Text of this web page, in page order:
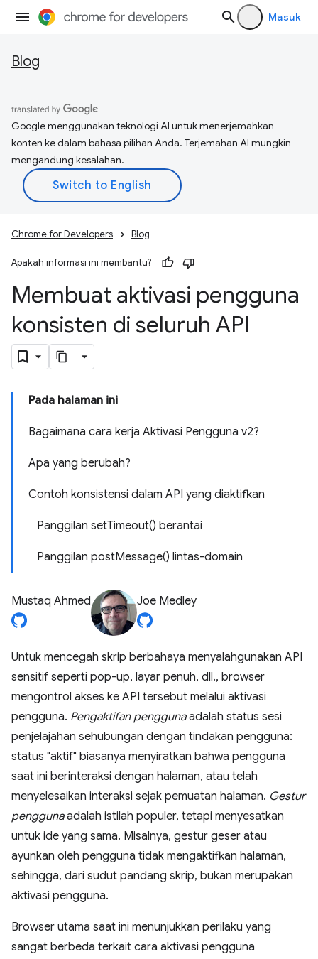
Masuk
Blog
Google menggunakan teknologi AI untuk menerjemahkan
konten ke dalam bahasa pilihan Anda. Terjemahan AI mungkin
mengandung kesalahan.
Chrome for Developers Blog
Apakah informasi ini membantu?
Membuat aktivasi pengguna
konsisten di seluruh API
Pada halaman ini
Bagaimana cara kerja Aktivasi Pengguna v2?
Apa yang berubah?
Contoh konsistensi dalam API yang diaktifkan
Panggilan setTimeout() berantai
Panggilan postMessage() lintas-domain
Mustaq Ahmed Joe Medley
Untuk mencegah skrip berbahaya menyalahgunakan API
sensitif seperti pop-up, layar penuh, dll., browser
mengontrol akses ke API tersebut melalui aktivasi
pengguna. Pengaktifan penggunaadalah status sesi
penjelajahan sehubungan dengan tindakan pengguna:
status "aktif" biasanya menyiratkan bahwa pengguna
saat ini berinteraksi dengan halaman, atau telah
menyelesaikan interaksi sejak pemuatan halaman. Gestur
penggunaadalah istilah populer, tetapi menyesatkan
untuk ide yang sama. Misalnya, gestur geser atau
ayunkan oleh pengguna tidak mengaktifkan halaman,
sehingga, dari sudut pandang skrip, bukan merupakan
aktivasi pengguna.
Browser utama saat ini menunjukkan perilaku yang
sangat berbeda terkait cara aktivasi pengguna